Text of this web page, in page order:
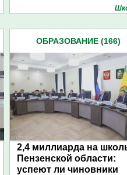
ОБРАЗОВАНИЕ (166)
2,4 миллиарда на
Пензенской области:
успеют ли чиновники